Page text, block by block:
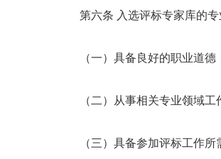
第六条 入选评标专家库的
（一）具备良好的职业道德
（二）从事相关专业领域
（三）具备参加评标工作